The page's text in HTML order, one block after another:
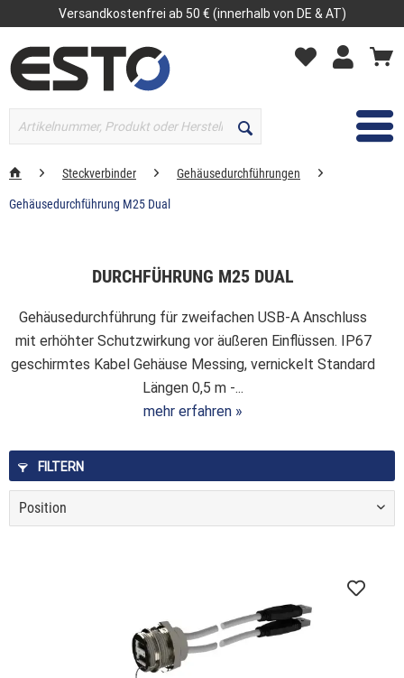
Versandkostenfrei ab 50 € (innerhalb von DE & AT)
MENÜ
Steckverbinder Gehäusedurchführungen
Gehäusedurchführung M25 Dual
DURCHFÜHRUNG M25 DUAL
Gehäusedurchführung für zweifachen USB-A Anschluss
mit erhöhter Schutzwirkung vor äußeren Einflüssen. IP67
geschirmtes Kabel Gehäuse Messing, vernickelt Standard
Längen 0,5 m -...
mehr erfahren »
FILTERN